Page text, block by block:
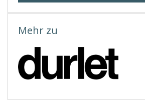
Mehr zu